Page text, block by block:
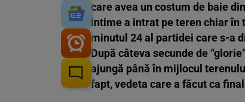
care avea un costum de baie
intime a intrat pe teren chiar în
minutul 24 al partidei care s-a
După câteva secunde de
ajungă până în mijlocul
fapt, vedeta care a făcut ca